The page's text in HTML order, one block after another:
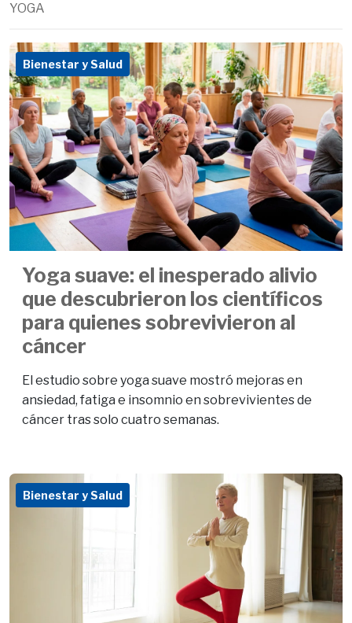
YOGA
Bienestar y Salud
Yoga suave: el inesperado alivio
que descubrieron los científicos
para quienes sobrevivieron al
cáncer
El estudio sobre yoga suave mostró mejoras en
ansiedad, fatiga e insomnio en sobrevivientes de
cáncer tras solo cuatro semanas.
Bienestar y Salud